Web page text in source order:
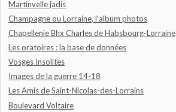
Martinvelle jadis
Champagne ou Lorraine, l'album photos
Chapellenie Bhx Charles de Habsbourg-Lorraine
Les oratoires : la base de données
Vosges Insolites
Images de la guerre 14-18
Les Amis de Saint-Nicolas-des-Lorrains
Boulevard Voltaire